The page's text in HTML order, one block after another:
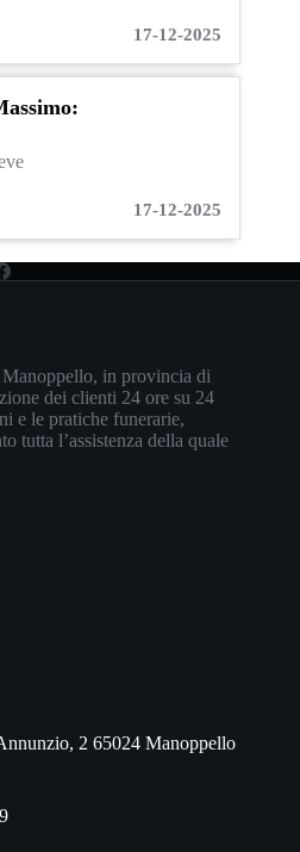
17-12-2025
17-12-2025
in provincia di
dei clienti 24 ore su 24
e le pratiche funerarie,
tutta l’assistenza della quale
2 65024 Manoppello